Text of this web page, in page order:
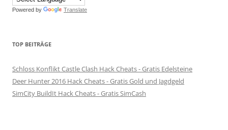
Powered by Translate
TOP BEITRÄGE
Schloss Konflikt Castle Clash Hack Cheats - Gratis Edelsteine
Deer Hunter 2016 Hack Cheats - Gratis Gold und Jagdgeld
SimCity BuildIt Hack Cheats - Gratis SimCash